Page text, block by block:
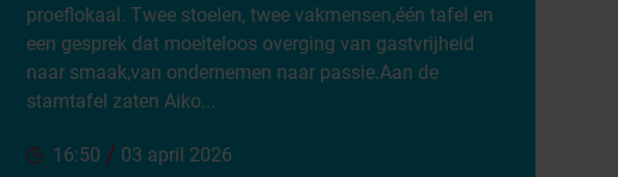
proeflokaal. Twee stoelen, twee vakmensen,één tafel en
een gesprek dat moeiteloos overging van gastvrijheid
naar smaak,van ondernemen naar passie.Aan de
stamtafel zaten Aiko...
16:50 / 03 april 2026